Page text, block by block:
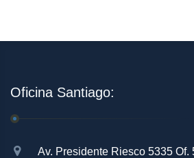
Oficina Santiago:
Av. Presidente Riesco 5335 Of.